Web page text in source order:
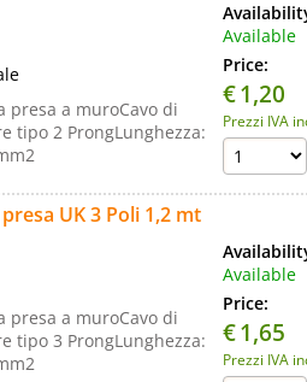
presa a muroCavo di
tipo 2 ProngLunghezza:
Available
Price:
€1,20
Prezzi IVA
UK 3 Poli 1,2 mt
presa a muroCavo di
tipo 3 ProngLunghezza:
Available
Price:
€1,65
Prezzi IVA